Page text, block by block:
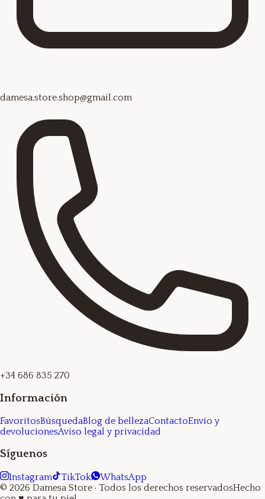
damesa.store.shop@gmail.com
+34 686 835 270
Información
FavoritosBúsquedaBlog de bellezaContactoEnvío y
devolucionesAviso legal y privacidad
Síguenos
Instagram TikTok
WhatsApp
© 2026 Damesa Store · Todos los derechos reservadosHecho